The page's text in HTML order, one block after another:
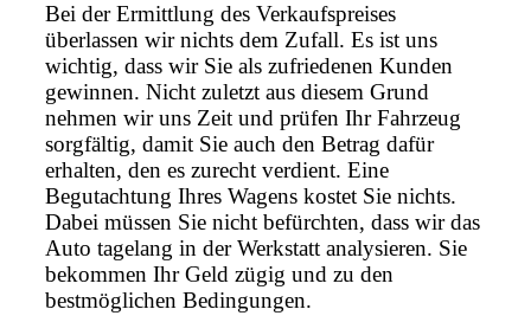
Bei der Ermittlung des Verkaufspreises
überlassen wir nichts dem Zufall. Es ist uns
wichtig, dass wir Sie als zufriedenen Kunden
gewinnen. Nicht zuletzt aus diesem Grund
nehmen wir uns Zeit und prüfen Ihr Fahrzeug
sorgfältig, damit Sie auch den Betrag dafür
erhalten, den es zurecht verdient. Eine
Begutachtung Ihres Wagens kostet Sie nichts.
Dabei müssen Sie nicht befürchten, dass wir das
Auto tagelang in der Werkstatt analysieren. Sie
bekommen Ihr Geld zügig und zu den
bestmöglichen Bedingungen.